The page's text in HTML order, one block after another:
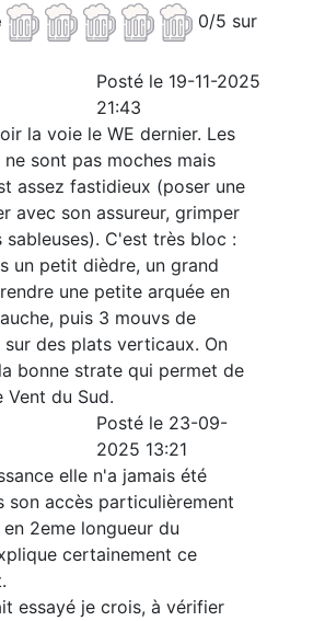
0/5 sur
Posté le 19-11-2025
21:43
la voie le WE dernier. Les
sont pas moches mais
assez fastidieux (poser une
avec son assureur, grimper
sableuses). C'est très bloc :
un petit dièdre, un grand
une petite arquée en
puis 3 mouvs de
des plats verticaux. On
bonne strate qui permet de
du Sud.
Posté le 23-09-
2025 13:21
elle n'a jamais été
son accès particulièrement
2eme longueur du
certainement ce
essayé je crois, à vérifier